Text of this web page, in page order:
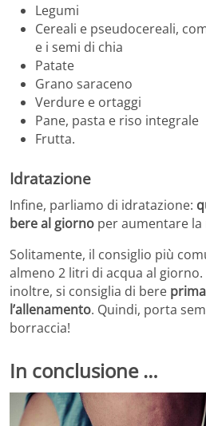
Legumi
Cereali e pseudocereali,
e i semi di chia
Patate
Grano saraceno
Verdure e ortaggi
Pane, pasta e riso integrale
Frutta.
Idratazione
Infine, parliamo di idratazione:
bere al giorno per aumentare la
Solitamente, il consiglio più
almeno 2 litri di acqua al
inoltre, si consiglia di bere
l’allenamento. Quindi, porta
borraccia!
In conclusione …